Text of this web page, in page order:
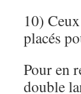
10)
placés
Pour en
double